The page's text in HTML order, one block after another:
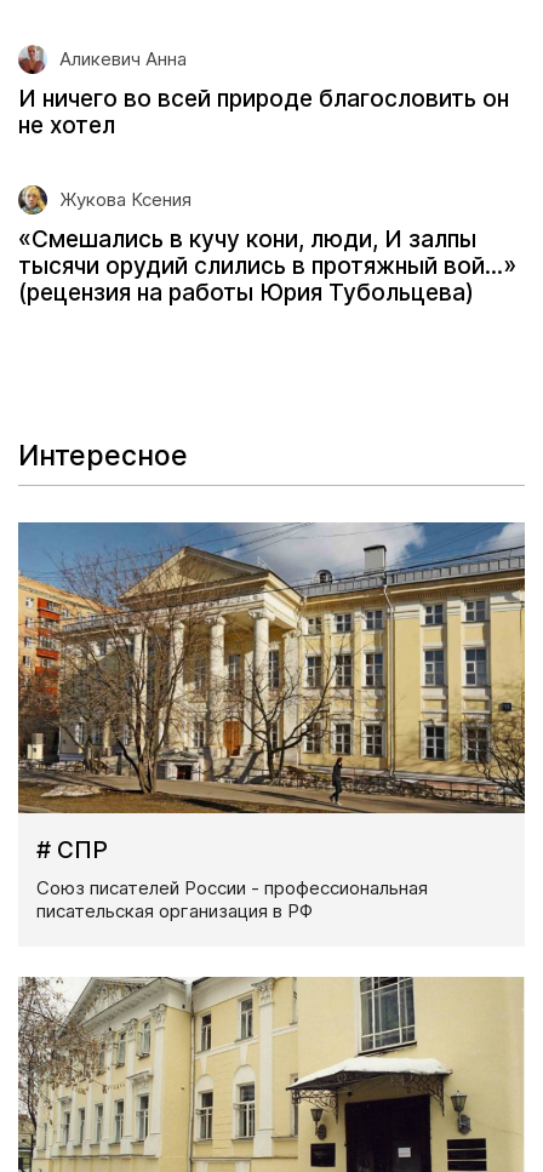
Аликевич Анна
И ничего во всей природе благословить он
не хотел
Жукова Ксения
«Смешались в кучу кони, люди, И залпы
тысячи орудий слились в протяжный вой...»
(рецензия на работы Юрия Тубольцева)
Интересное
# СПР
Союз писателей России - профессиональная
писательская организация в РФ